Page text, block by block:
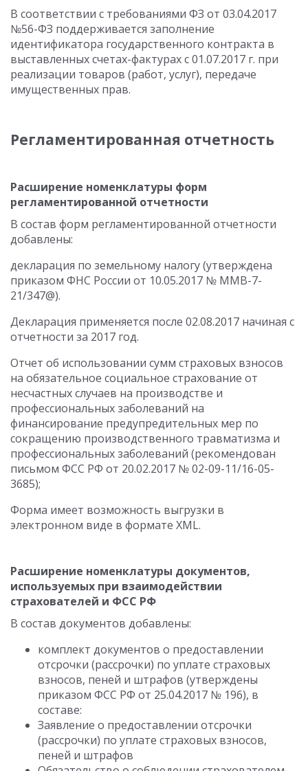
В соответствии с требованиями ФЗ от 03.04.2017
№56-ФЗ поддерживается заполнение
идентификатора государственного контракта в
выставленных счетах-фактурах с 01.07.2017 г. при
реализации товаров (работ, услуг), передаче
имущественных прав.
Регламентированная отчетность
Расширение номенклатуры форм
регламентированной отчетности
В состав форм регламентированной отчетности
добавлены:
декларация по земельному налогу (утверждена
приказом ФНС России от 10.05.2017 № ММВ-7-
21/347@).
Декларация применяется после 02.08.2017 начиная с
отчетности за 2017 год.
Отчет об использовании сумм страховых взносов
на обязательное социальное страхование от
несчастных случаев на производстве и
профессиональных заболеваний на
финансирование предупредительных мер по
сокращению производственного травматизма и
профессиональных заболеваний (рекомендован
письмом ФСС РФ от 20.02.2017 № 02-09-11/16-05-
3685);
Форма имеет возможность выгрузки в
электронном виде в формате XML.
Расширение номенклатуры документов,
используемых при взаимодействии
страхователей и ФСС РФ
В состав документов добавлены:
комплект документов о предоставлении
отсрочки (рассрочки) по уплате страховых
взносов, пеней и штрафов (утверждены
приказом ФСС РФ от 25.04.2017 № 196), в
составе:
Заявление о предоставлении отсрочки
(рассрочки) по уплате страховых взносов,
пеней и штрафов